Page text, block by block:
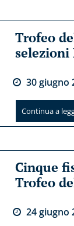
Trofeo
selezioni
30giugno
Continua a
Cinque
Trofeo
24giugno